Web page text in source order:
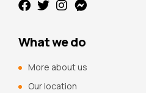
What we do
More about us
Our location